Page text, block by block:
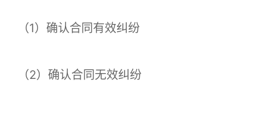
（1）确认合同有效纠纷
（2）确认合同无效纠纷